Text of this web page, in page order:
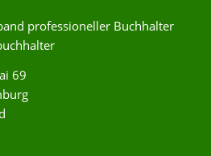
professioneller Buchhalter
69